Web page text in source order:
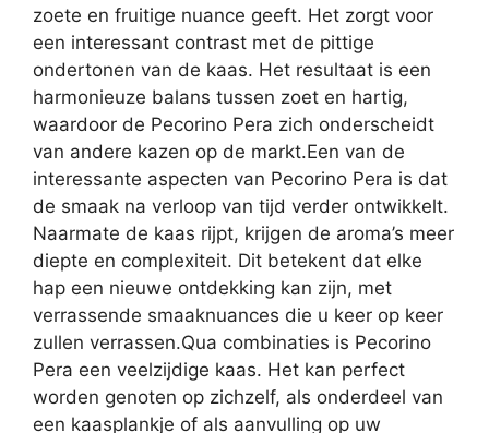
zoete en fruitige nuance geeft. Het zorgt voor
een interessant contrast met de pittige
ondertonen van de kaas. Het resultaat is een
harmonieuze balans tussen zoet en hartig,
waardoor de Pecorino Pera zich onderscheidt
van andere kazen op de markt.Een van de
interessante aspecten van Pecorino Pera is dat
de smaak na verloop van tijd verder ontwikkelt.
Naarmate de kaas rijpt, krijgen de aroma’s meer
diepte en complexiteit. Dit betekent dat elke
hap een nieuwe ontdekking kan zijn, met
verrassende smaaknuances die u keer op keer
zullen verrassen.Qua combinaties is Pecorino
Pera een veelzijdige kaas. Het kan perfect
worden genoten op zichzelf, als onderdeel van
een kaasplankje of als aanvulling op uw